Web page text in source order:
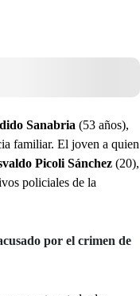
Sanabria (53 años),
familiar. El joven a quien
Picoli Sánchez (20),
policiales de la
por el crimen de